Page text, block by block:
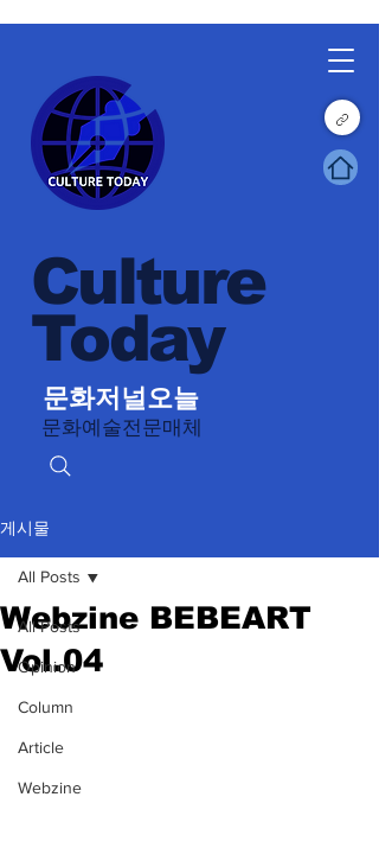
Culture
Today
문화저널오늘
문화예술전문매체
게시물
All Posts
Opinion
Column
Article
Webzine
All Posts
Webzine BEBEART
Vol.04